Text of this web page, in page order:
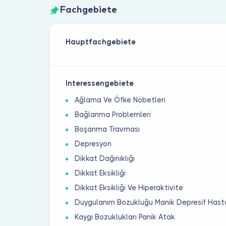
Fachgebiete
Hauptfachgebiete
Interessengebiete
Ağlama Ve Öfke Nöbetleri
Bağlanma Problemleri
Boşanma Travması
Depresyon
Dikkat Dağınıklığı
Dikkat Eksikliği
Dikkat Eksikliği Ve Hiperaktivite
Duygulanım Bozukluğu Manik Depresif
Kaygı Bozuklukları Panik Atak